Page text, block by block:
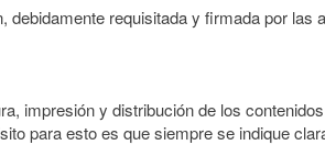
requisitada y firmada por las
impresión y distribución de los
para esto es que siempre se indique